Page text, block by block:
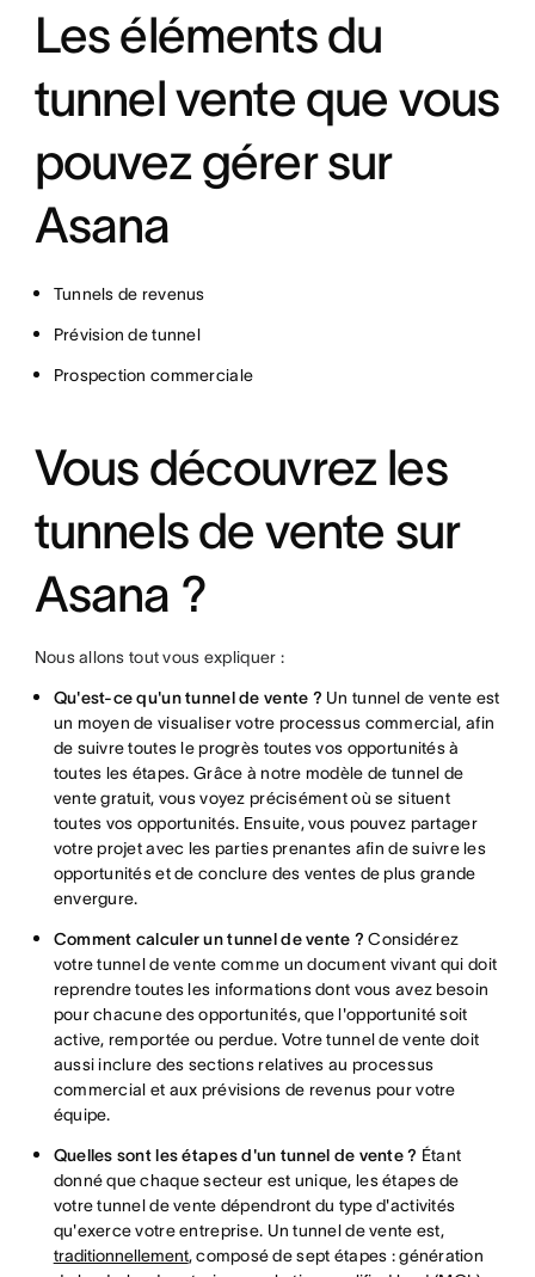
Les éléments du
tunnel vente que vous
pouvez gérer sur
Asana
Tunnels de revenus
Prévision de tunnel
Prospection commerciale
Vous découvrez les
tunnels de vente sur
Asana ?
Nous allons tout vous expliquer :
Qu'est-ce qu'un tunnel de vente ? Un tunnel de vente est
un moyen de visualiser votre processus commercial, afin
de suivre toutes le progrès toutes vos opportunités à
toutes les étapes. Grâce à notre modèle de tunnel de
vente gratuit, vous voyez précisément où se situent
toutes vos opportunités. Ensuite, vous pouvez partager
votre projet avec les parties prenantes afin de suivre les
opportunités et de conclure des ventes de plus grande
envergure.
Comment calculer un tunnel de vente ?Considérez
votre tunnel de vente comme un document vivant qui doit
reprendre toutes les informations dont vous avez besoin
pour chacune des opportunités, que l'opportunité soit
active, remportée ou perdue. Votre tunnel de vente doit
aussi inclure des sections relatives au processus
commercial et aux prévisions de revenus pour votre
équipe.
Quelles sont les étapes d'un tunnel de vente ? Étant
donné que chaque secteur est unique, les étapes de
votre tunnel de vente dépendront du type d'activités
qu'exerce votre entreprise. Un tunnel de vente est,
traditionnellement, composé de sept étapes : génération